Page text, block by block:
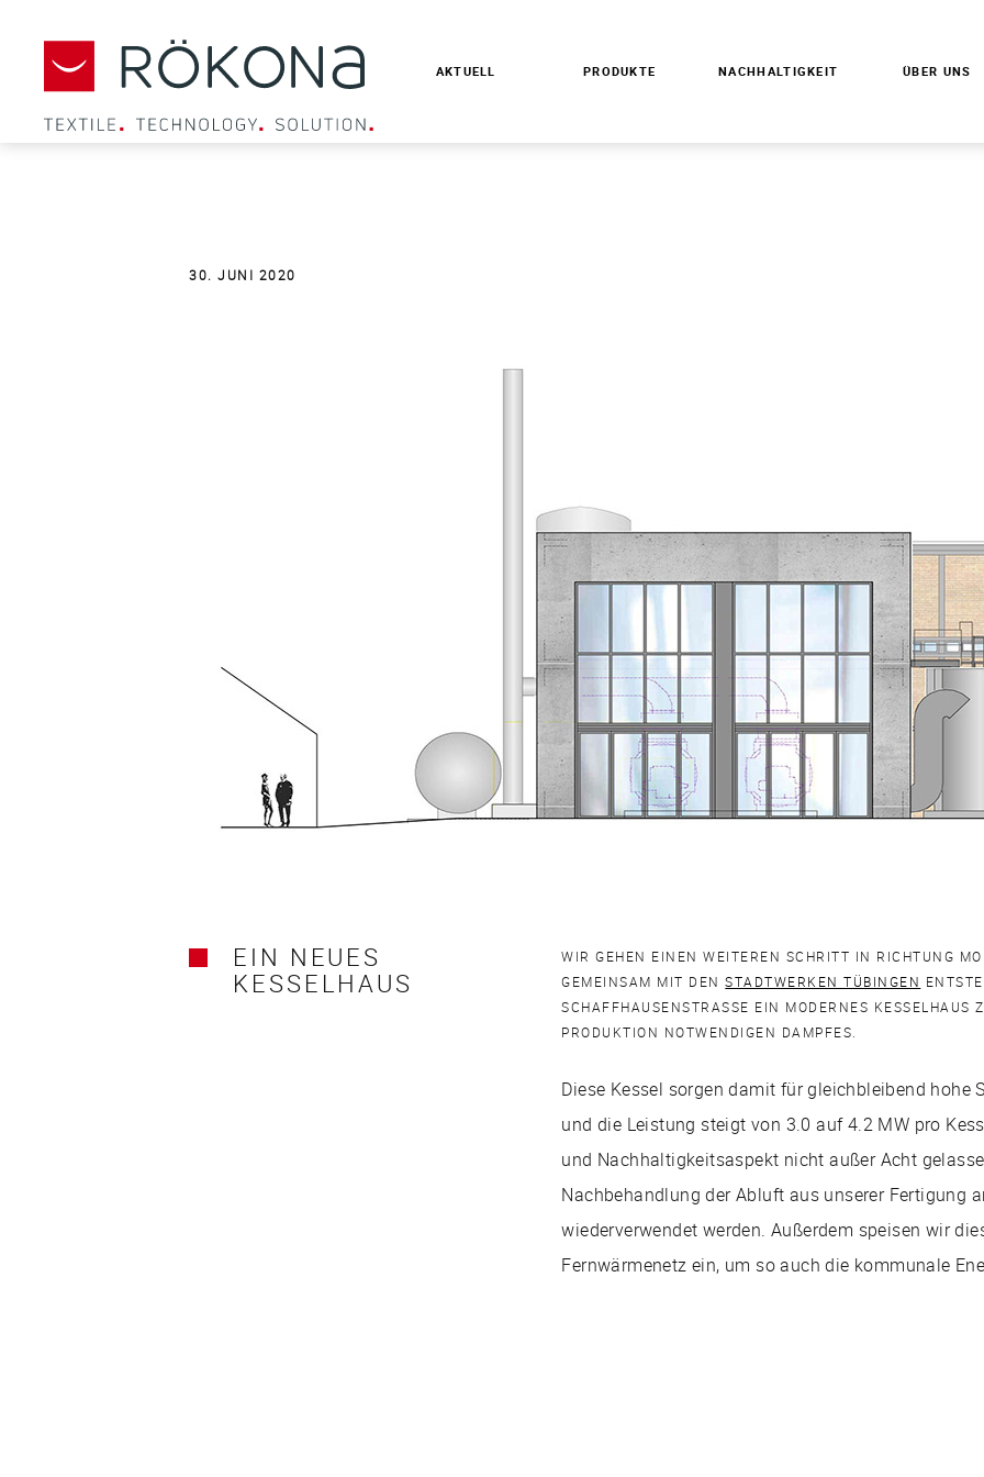
AKTUELL PRODUKTE NACHHALTIGKEIT ÜBER UNS
30. JUNI 2020
EIN NEUES
KESSELHAUS
WIR GEHEN EINEN WEITEREN SCHRITT IN RICHTUNG
GEMEINSAM MIT DENSTADTWERKEN TÜBINGEN
SCHAFFHAUSENSTRASSE EIN MODERNES KESSELHAUS
RODUKTION NOTWENDIGEN DAMPFES.
Diese Kessel sorgen damit für gleichbleibend
und die Leistung steigt von 3.0 auf 4.2 MW pro
und Nachhaltigkeitsaspekt nicht außer Acht
Nachbehandlung der Abluft aus unserer Fertigung
wiederverwendet werden. Außerdem speisen wir
Fernwärmenetz ein, um so auch die kommunale